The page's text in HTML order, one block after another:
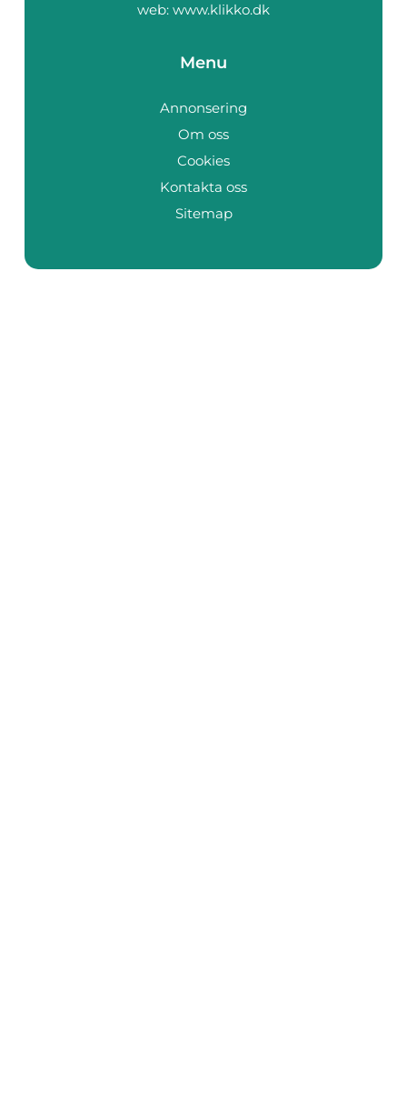
web: www.klikko.dk
Menu
Annonsering
Om oss
Cookies
Kontakta oss
Sitemap